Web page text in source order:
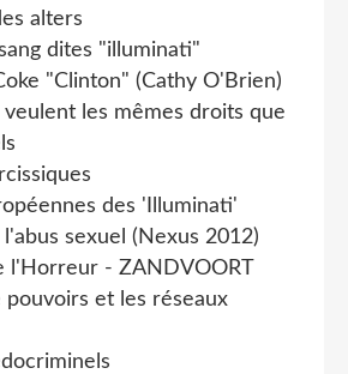
alters
dites "illuminati"
"Clinton" (Cathy O'Brien)
veulent les mêmes droits que
des 'Illuminati'
l'abus sexuel (Nexus 2012)
l'Horreur - ZANDVOORT
pouvoirs et les réseaux